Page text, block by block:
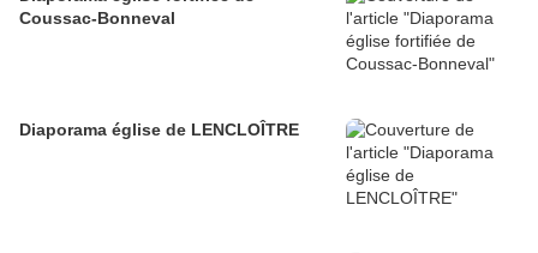
Coussac-Bonneval
Diaporama église de LENCLOÎTRE